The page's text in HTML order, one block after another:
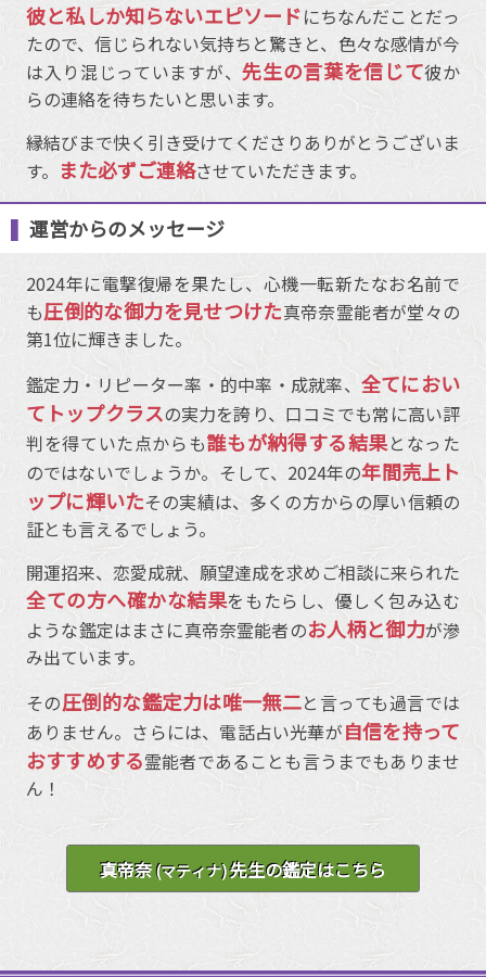
彼と私しか知らないエピソードにちなんだことだっ
たので、信じられない気持ちと驚きと、色々な感情が今
は入り混じっていますが、先生の言葉を信じて彼か
らの連絡を待ちたいと思います。
縁結びまで快く引き受けてくださりありがとうございま
す。 また必ずご連絡させていただきます。
運営からのメッセージ
2024年に電撃復帰を果たし、心機一転新たなお名前で
も圧倒的な御力を見せつけた真帝奈霊能者が堂々の
第1位に輝きました。
鑑定力・リピーター率・的中率・成就率、 全てにおい
てトップクラスの実力を誇り、口コミでも常に高い評
判を得ていた点からも誰もが納得する結果となった
のではないでしょうか。そして、2024年の年間売上ト
ップに輝いたその実績は、多くの方からの厚い信頼の
証とも言えるでしょう。
開運招来、恋愛成就、願望達成を求めご相談に来られた
全ての方へ確かな結果をもたらし、優しく包み込む
ような鑑定はまさに真帝奈霊能者のお人柄と御力が滲
み出ています。
その圧倒的な鑑定力は唯一無二と言っても過言では
ありません。さらには、電話占い光華が自信を持って
おすすめする霊能者であることも言うまでもありませ
ん！
真帝奈(マティナ)先生の鑑定はこちら